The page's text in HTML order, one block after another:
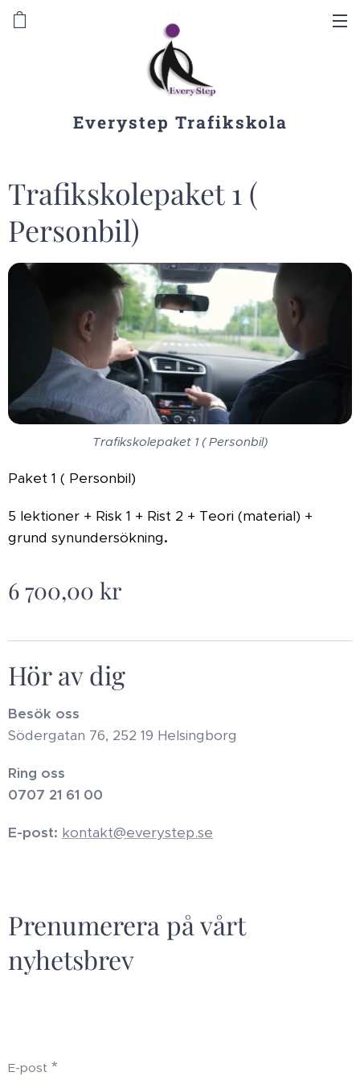
Everystep Trafikskola
Trafikskolepaket 1 (
Personbil)
Trafikskolepaket 1 ( Personbil)
Paket 1 ( Personbil)
5 lektioner + Risk 1 + Rist 2 + Teori (material) +
grund synundersökning.
6 700,00 kr
Hör av dig
Besök oss
Södergatan 76, 252 19 Helsingborg
Ring oss
0707 21 61 00
E-post: kontakt@everystep.se
Prenumerera på vårt
nyhetsbrev
E-post